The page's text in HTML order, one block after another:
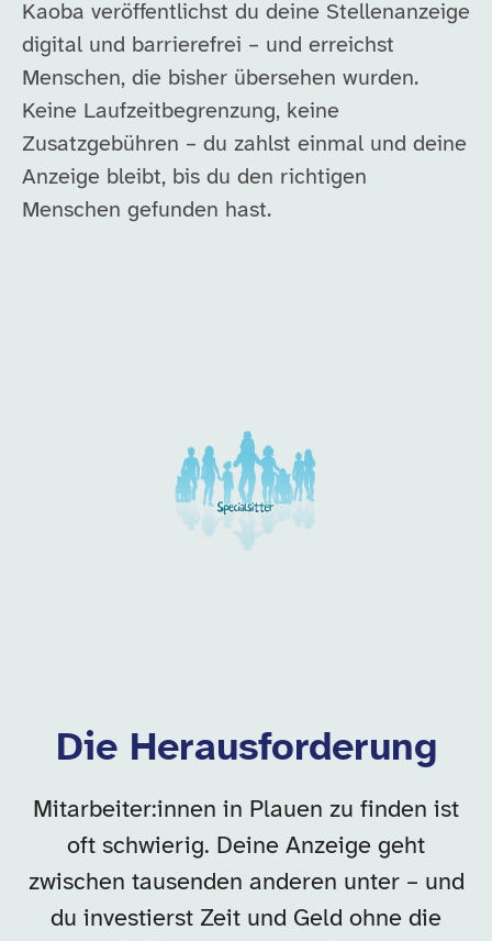
Kaoba veröffentlichst du deine Stellenanzeige
digital und barrierefrei – und erreichst
Menschen, die bisher übersehen wurden.
Keine Laufzeitbegrenzung, keine
Zusatzgebühren – du zahlst einmal und deine
Anzeige bleibt, bis du den richtigen
Menschen gefunden hast.
Unsere Arbeitgeber in
Die Herausforderung
Mitarbeiter:innen in Plauen zu finden ist
oft schwierig. Deine Anzeige geht
zwischen tausenden anderen unter – und
du investierst Zeit und Geld ohne die